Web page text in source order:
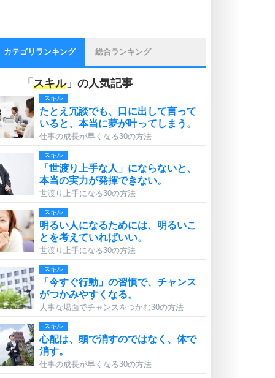
カテゴリランキング 総合ランキング
「 スキル」の人気記事
スキル
たとえ冗談でも、口に出して言って
いると、本当に夢が叶ってしまう。
仕事の成長が早くなる30の方法
スキル
「世渡り上手な人」にならないと、
本当の実力が発揮できない。
世渡り上手になる30の方法
スキル
明るい人になるためには、明るいこ
とを考えていればいい。
世渡り上手になる30の方法
スキル
「今すぐ行動」の習慣で、チャンス
がつかみやすくなる。
大事な場面でチャンスをつかむ30の方法
スキル
心配は、頭で消すのではなく、体で
消す。
仕事の成長が早くなる30の方法